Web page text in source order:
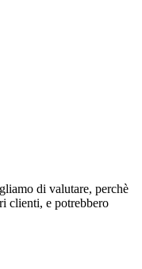
di valutare, perchè
clienti, e potrebbero